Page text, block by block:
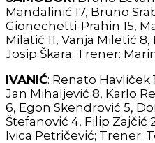
Mandalinić 17, Bruno
Gionechetti-Prahin 15,
Milatić 11, Vanja Miletić
Josip Škara; Trener:
IVANIĆ: Renato Havliček
Jan Mihaljević 8, Karlo
6, Egon Skendrović 5,
Štefanović 4, Filip Zajčić
Ivica Petričević; Trener: